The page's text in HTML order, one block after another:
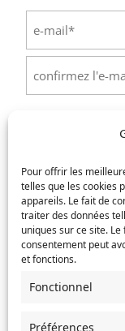
Pour offrir les
telles que les cookies
appareils. Le fait de
traiter des données
uniques sur ce site.
consentement peut
et fonctions.
Fonctionnel
Préférences
mail(Nécessaire)
Saisissez
un
e-
Service
Si votre
de mariage,
concerné.